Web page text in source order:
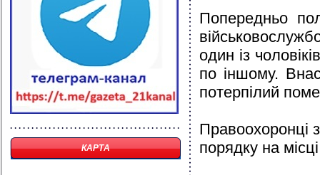
КАРТА
Попередньо
один із
по іншому.
потерпілий
Правоохоронці
порядку на